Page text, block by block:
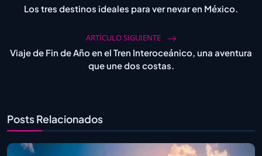
Los tres destinos ideales para ver nevar en México.
ARTÍCULO SIGUIENTE
Viaje de Fin de Año en el Tren Interoceánico, una aventura
que une dos costas.
Posts Relacionados